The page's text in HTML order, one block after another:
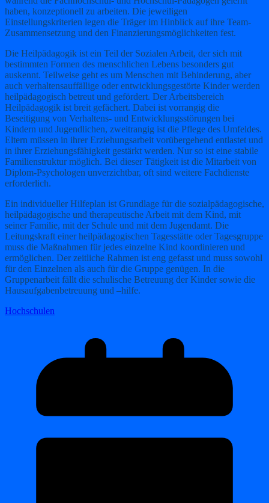
haben, konzeptionell zu arbeiten. Die jeweiligen
Einstellungskriterien legen die Träger im Hinblick auf ihre Team-
Zusammensetzung und den Finanzierungsmöglichkeiten fest.
Die Heilpädagogik ist ein Teil der Sozialen Arbeit, der sich mit
bestimmten Formen des menschlichen Lebens besonders gut
auskennt. Teilweise geht es um Menschen mit Behinderung, aber
auch verhaltensauffällige oder entwicklungsgestörte Kinder werden
heilpädagogisch betreut und gefördert. Der Arbeitsbereich
Heilpädagogik ist breit gefächert. Dabei ist vorrangig die
Beseitigung von Verhaltens- und Entwicklungsstörungen bei
Kindern und Jugendlichen, zweitrangig ist die Pflege des Umfeldes.
Eltern müssen in ihrer Erziehungsarbeit vorübergehend entlastet und
in ihrer Erziehungsfähigkeit gestärkt werden. Nur so ist eine stabile
Familienstruktur möglich. Bei dieser Tätigkeit ist die Mitarbeit von
Diplom-Psychologen unverzichtbar, oft sind weitere Fachdienste
erforderlich.
Ein individueller Hilfeplan ist Grundlage für die sozialpädagogische,
heilpädagogische und therapeutische Arbeit mit dem Kind, mit
seiner Familie, mit der Schule und mit dem Jugendamt. Die
Leitungskraft einer heilpädagogischen Tagesstätte oder Tagesgruppe
muss die Maßnahmen für jedes einzelne Kind koordinieren und
ermöglichen. Der zeitliche Rahmen ist eng gefasst und muss sowohl
für den Einzelnen als auch für die Gruppe genügen. In die
Gruppenarbeit fällt die schulische Betreuung der Kinder sowie die
Hausaufgabenbetreuung und –hilfe.
Hochschulen